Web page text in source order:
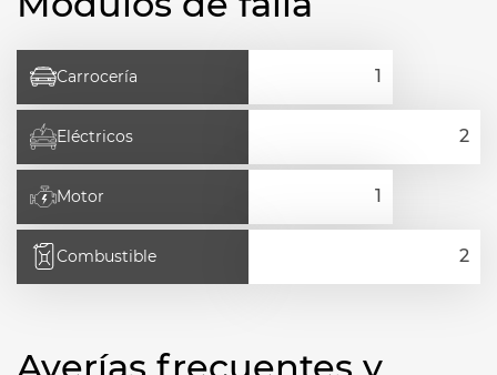
Carrocería
Eléctricos
Motor
Combustible
Averías frecuentes y